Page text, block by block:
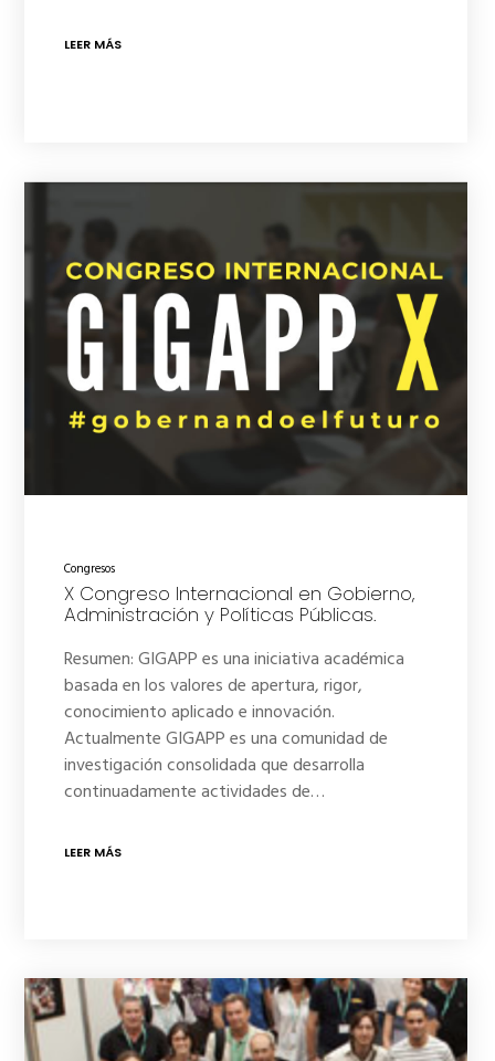
LEER MÁS
Congresos
X Congreso Internacional en Gobierno,
Administración y Políticas Públicas.
Resumen: GIGAPP es una iniciativa académica
basada en los valores de apertura, rigor,
conocimiento aplicado e innovación.
Actualmente GIGAPP es una comunidad de
investigación consolidada que desarrolla
continuadamente actividades de…
LEER MÁS